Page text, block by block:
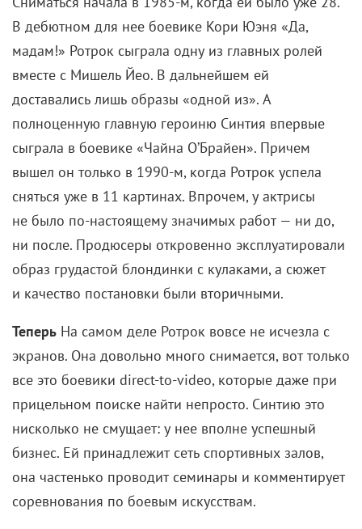
Канны онлайн: Как госзаказ
превратился в мистическую
кинопоэму «Сибириада»
22 мая 2020 /
Четырехчасовая эпическая сага Андрея
Кончаловского о величии и непостижимости
России.
За что наградилиГран-при жюри 1979 года.
О чемЭпическая сага из 4 фильмов, каждый из
которых разделен на главы, посвященные одному
из героев. Картина повествует о поколенческом
конфликте двух семей — чуть ли не единственных
жителей захолустной деревушки, затерянной на